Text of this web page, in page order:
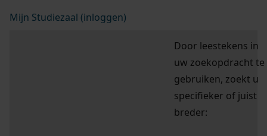
Mijn Studiezaal (inloggen)
Door leestekens in
uw zoekopdracht te
gebruiken, zoekt u
specifieker of juist
breder: